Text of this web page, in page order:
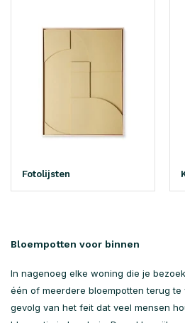
Fotolijsten
Bloempotten voor binnen
In nagenoeg elke woning die je
één of meerdere bloempotten terug
gevolg van het feit dat veel mensen